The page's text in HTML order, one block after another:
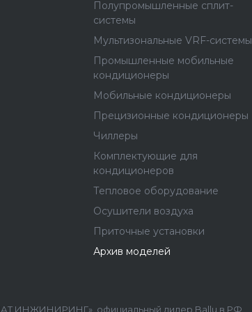
Полупромышленные сплит-
системы
Мультизональные VRF-системы
Промышленные мобильные
кондиционеры
Мобильные кондиционеры
Прецизионные кондиционеры
Чиллеры
Комплектующие для
кондиционеров
Тепловое оборудование
Осушители воздуха
Приточные установки
Архив моделей
ИНЖИНИРИНГ», официальный дилер Ballu в РФ